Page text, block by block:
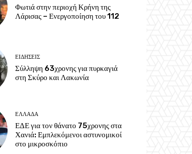
Φωτιά στην περιοχή Κρήνη της
Λάρισας – Ενεργοποίηση του 112
ΕΙΔΗΣΕΙΣ
Σύλληψη 63χρονης για πυρκαγιά
στη Σκύρο και Λακωνία
ΕΛΛΑΔΑ
ΕΔΕ για τον θάνατο 75χρονης στα
Χανιά: Εμπλεκόμενοι αστυνομικοί
στο μικροσκόπιο